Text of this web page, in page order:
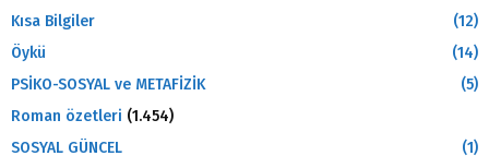
Kısa Bilgiler
(12)
Öykü
(14)
PSİKO-SOSYAL ve METAFİZİK
(5)
Roman özetleri (1.454)
SOSYAL GÜNCEL
(1)